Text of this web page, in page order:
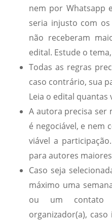
nem por Whatsapp
seria injusto com
não receberam
edital. Estude o
Todas as regras
caso contrário, sua
Leia o edital quantas
A autora precisa ser
é negociável, e nem
viável a
para autores
Caso seja
máximo uma
ou um contato
organizador(a),